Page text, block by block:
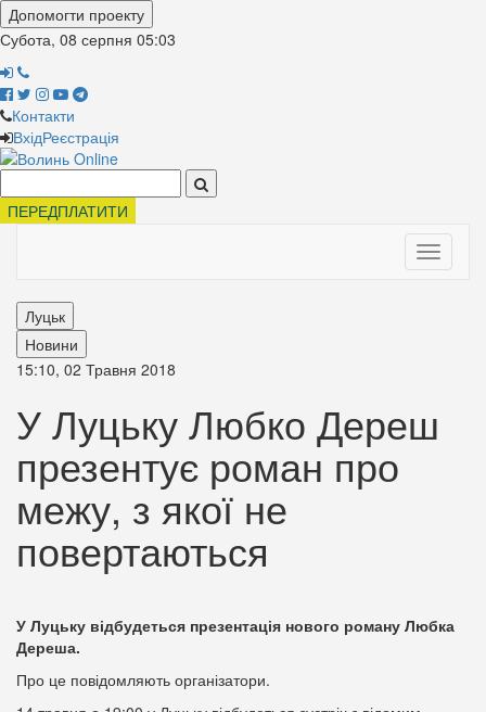
Допомогти проекту
Субота, 08 серпня 05:03
Контакти
ВхідРеєстрація
ПЕРЕДПЛАТИТИ
Toggle
Луцьк
Новини
15:10, 02 Травня 2018
У Луцьку Любко Дереш
презентує роман про
межу, з якої не
повертаються
У Луцьку відбудеться презентація нового роману Любка
Дереша.
Про це повідомляють організатори.